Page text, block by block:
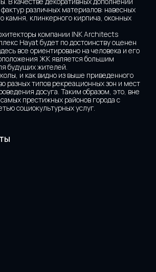
различных материалов: навесных
камня, клинкерного кирпича, оконных
компании INK Architects
Hayat будет по достоинству оценен
все ориентировано на человека и его
ЖК является большим
будущих жителей.
и как видно из выше приведенного
разных типов рекреационных зон и мест
досуга. Таким образом, это, вне
престижных районов города с
социокультурных услуг.